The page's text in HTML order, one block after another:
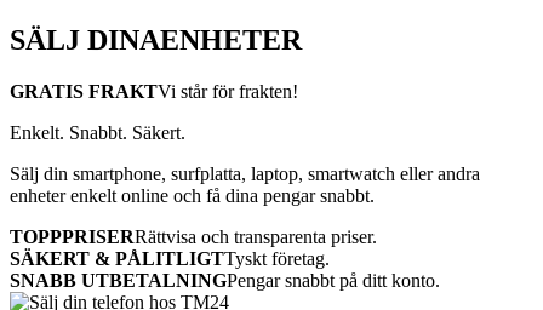
SÄLJ DINAENHETER
GRATIS FRAKTVi står för frakten!
Enkelt. Snabbt. Säkert.
Sälj din smartphone, surfplatta, laptop, smartwatch eller andra
enheter enkelt online och få dina pengar snabbt.
TOPPPRISERRättvisa och transparenta priser.
SÄKERT & PÅLITLIGTTyskt företag.
SNABB UTBETALNINGPengar snabbt på ditt konto.